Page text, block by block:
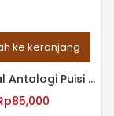
ke keranjang
Mengenal Antologi Puisi Indonesia Modern
85,000